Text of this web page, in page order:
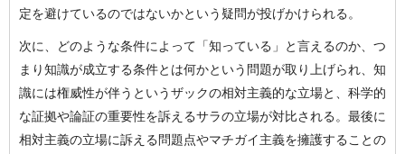
定を避けているのではないかという疑問が投げかけられる。
次に、どのような条件によって「知っている」と言えるのか、つ
まり知識が成立する条件とは何かという問題が取り上げられ、知
識には権威性が伴うというザックの相対主義的な立場と、科学的
な証拠や論証の重要性を訴えるサラの立場が対比される。最後に
相対主義の立場に訴える問題点やマチガイ主義を擁護することの